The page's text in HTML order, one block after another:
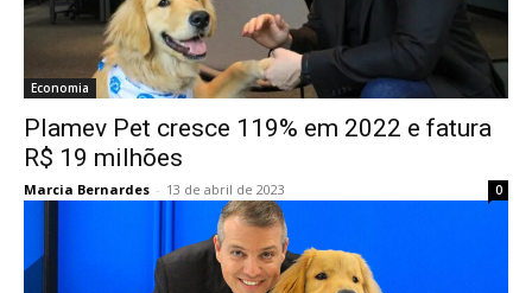
Economia
Plamev Pet cresce 119% em 2022 e fatura
R$ 19 milhões
Marcia Bernardes - 13 de abril de 2023 0